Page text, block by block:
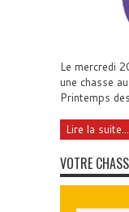
Le mercredi
une chasse
Printemps
Lire la suite...
VOTRE